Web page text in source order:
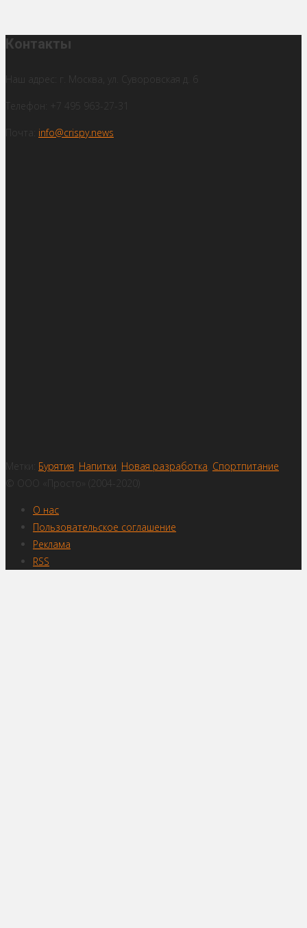
Контакты
Наш адрес: г. Москва, ул. Суворовская д. 6
Телефон: +7 495 963-27-31
Почта: info@crispy.news
Метки: Бурятия Напитки Новая разработка Спортпитание
© ООО «Просто» (2004-2020)
О нас
Пользовательское соглашение
Реклама
RSS